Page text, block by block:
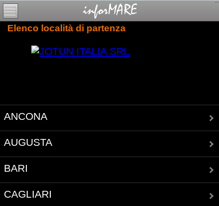
Elenco località di partenza
ANCONA
AUGUSTA
BARI
CAGLIARI